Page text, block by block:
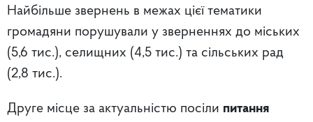
Найбільше звернень в межах цієї тематики
громадяни порушували у зверненнях до міських
(5,6 тис.), селищних (4,5 тис.) та сільських рад
(2,8 тис.).
Друге місце за актуальністю посіли питання